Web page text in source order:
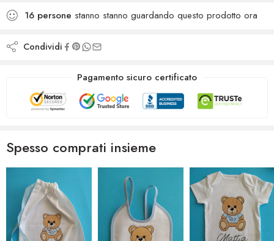
16 persone stanno stanno guardando questo prodotto ora
Condividi
Pagamento sicuro certificato
Spesso comprati insieme